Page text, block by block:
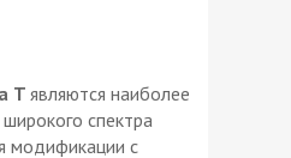
T являются наиболее
спектра
модификации с